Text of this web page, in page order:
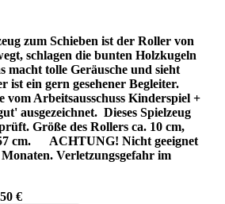
zum Schieben ist der Roller von
schlagen die bunten Holzkugeln
macht tolle Geräusche und sieht
ist ein gern gesehener Begleiter.
Arbeitsausschuss Kinderspiel +
ausgezeichnet. Dieses Spielzeug
Größe des Rollers ca. 10 cm,
cm. ACHTUNG! Nicht geeignet
Verletzungsgefahr im
€